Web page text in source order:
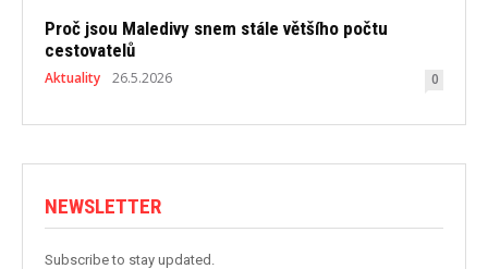
Proč jsou Maledivy snem stále většího počtu
cestovatelů
Aktuality 26.5.2026 0
NEWSLETTER
Subscribe to stay updated.